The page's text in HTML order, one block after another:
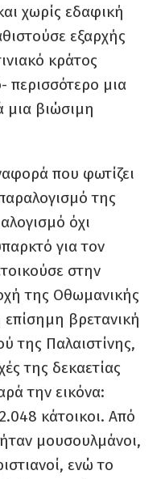
χωρίς εδαφική
εξαρχής
κράτος
περισσότερο μια
μια βιώσιμη
που φωτίζει
της
όχι
για τον
στην
της Οθωμανικής
βρετανική
της Παλαιστίνης,
της δεκαετίας
την εικόνα:
κάτοικοι. Από
μουσουλμάνοι,
ενώ το